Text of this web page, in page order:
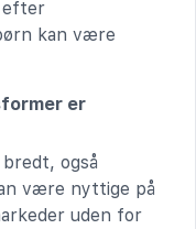
efter
kan være
er
også
være nyttige på
uden for